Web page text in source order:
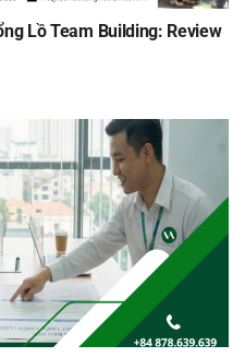
Lồ Team Building: Review